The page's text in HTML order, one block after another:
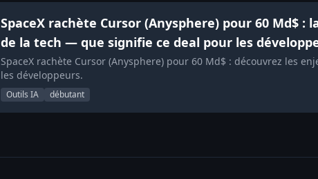
SpaceX rachète Cursor (Anysphere) pour 60 Md$
de la tech — que signifie ce deal pour les
SpaceX rachète Cursor (Anysphere) pour 60 Md$ : découvrez les
les développeurs.
Outils IA débutant